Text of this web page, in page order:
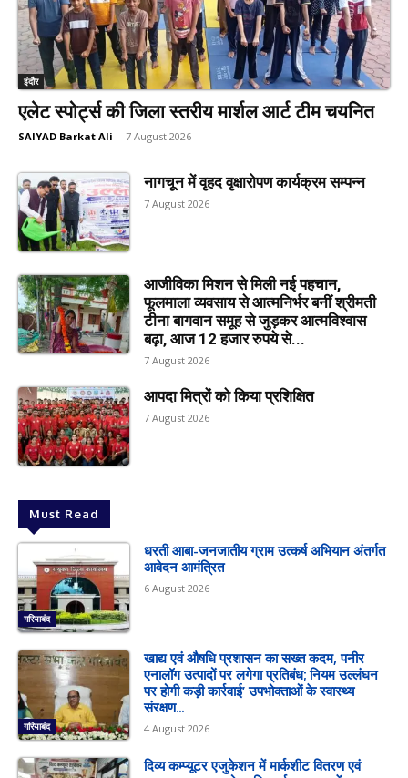
इंदौर
एलेट स्पोर्ट्स की जिला स्तरीय मार्शल आर्ट टीम चयनित
SAIYAD Barkat Ali - 7 August 2026
नागचून में वृहद वृक्षारोपण कार्यक्रम सम्पन्न
7 August 2026
आजीविका मिशन से मिली नई पहचान,
फूलमाला व्यवसाय से आत्मनिर्भर बनीं श्रीमती
टीना बागवान समूह से जुड़कर आत्मविश्वास
बढ़ा, आज 12 हजार रुपये से...
7 August 2026
आपदा मित्रों को किया प्रशिक्षित
7 August 2026
Must Read
गरियाबंद
धरती आबा-जनजातीय ग्राम उत्कर्ष अभियान अंतर्गत
आवेदन आमंत्रित
6 August 2026
गरियाबंद
खाद्य एवं औषधि प्रशासन का सख्त कदम, पनीर
एनालॉग उत्पादों पर लगेगा प्रतिबंध; नियम उल्लंघन
पर होगी कड़ी कार्रवाई’ उपभोक्ताओं के स्वास्थ्य
संरक्षण...
4 August 2026
दिव्य कम्प्यूटर एजुकेशन में मार्कशीट वितरण एवं